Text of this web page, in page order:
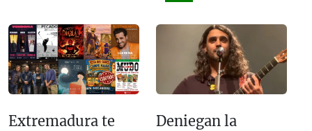
Extremadura te
Deniegan la